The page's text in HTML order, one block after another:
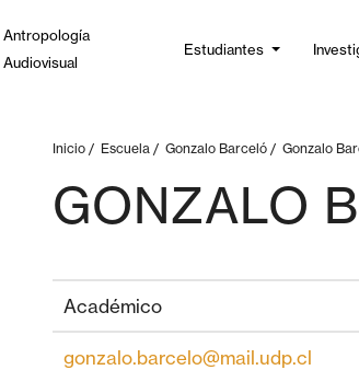
Antropología
Audiovisual
Estudiantes
Inicio / Escuela / Gonzalo Barceló / Gonzalo
GONZALO
Académico
gonzalo.barcelo@mail.udp.cl